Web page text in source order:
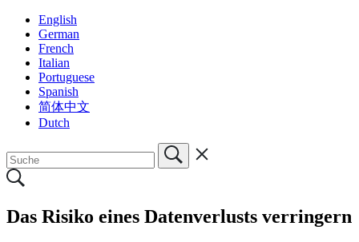
English
German
French
Italian
Portuguese
Spanish
简体中文
Dutch
Das Risiko eines Datenverlusts verringern